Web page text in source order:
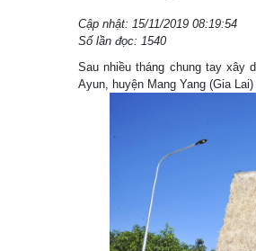
Cập nhật: 15/11/2019 08:19:54
Số lần đọc: 1540
Sau nhiều tháng chung tay xây
Ayun, huyện Mang Yang (Gia